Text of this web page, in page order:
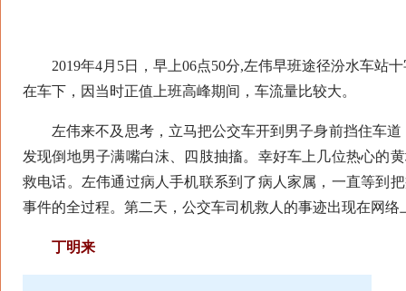
2019年4月5日，早上06点50分,左伟早班途径汾水车站
在车下，因当时正值上班高峰期间，车流量比较大。
左伟来不及思考，立马把公交车开到男子身前挡住车道
发现倒地男子满嘴白沫、四肢抽搐。幸好车上几位热心的
救电话。左伟通过病人手机联系到了病人家属，一直等到
事件的全过程。第二天，公交车司机救人的事迹出现在网
丁明来